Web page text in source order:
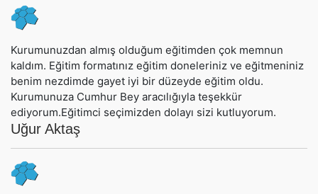
Kurumunuzdan almış olduğum eğitimden çok memnun
kaldım. Eğitim formatınız eğitim doneleriniz ve eğitmeniniz
benim nezdimde gayet iyi bir düzeyde eğitim oldu.
Kurumunuza Cumhur Bey aracılığıyla teşekkür
ediyorum.Eğitimci seçimizden dolayı sizi kutluyorum.
Uğur Aktaş